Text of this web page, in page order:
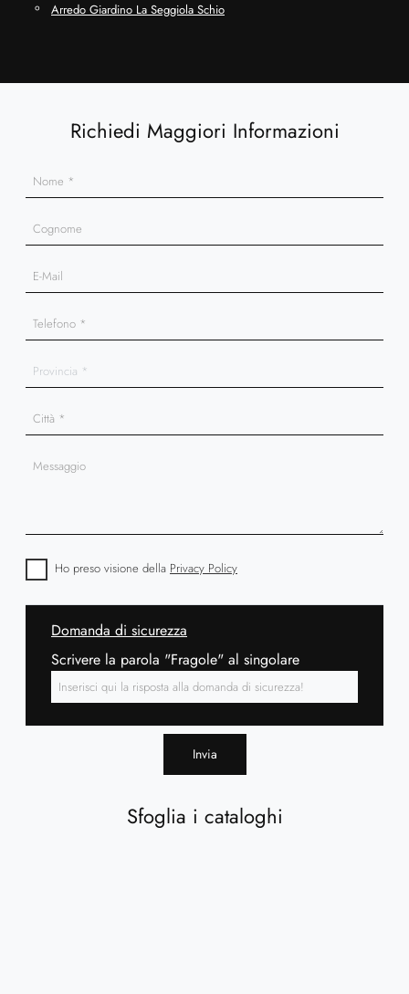
Arredo Giardino La Seggiola Schio
Sfoglia i cataloghi
Richiedi Maggiori Informazioni
Ho preso visione della Privacy Policy
Domanda di sicurezza
Scrivere la parola "Fragole" al singolare
Invia